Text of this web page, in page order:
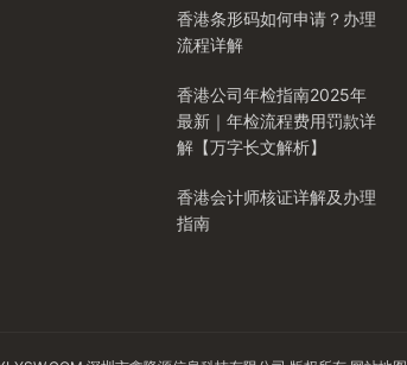
香港条形码如何申请？办理
流程详解
香港公司年检指南2025年
最新｜年检流程费用罚款详
解【万字长文解析】
香港会计师核证详解及办理
指南